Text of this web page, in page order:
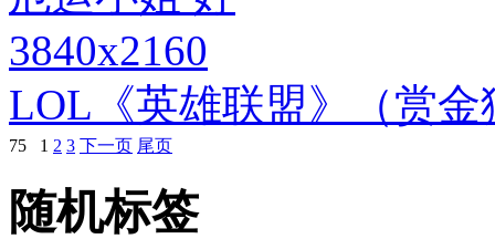
3840x2160
LOL《英雄联盟》（赏
75 1 2 3 下一页 尾页
随机标签